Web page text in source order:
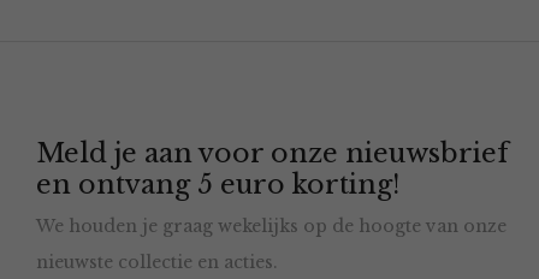
Meld je aan voor onze nieuwsbrief
en ontvang 5 euro korting!
We houden je graag wekelijks op de hoogte van onze
nieuwste collectie en acties.